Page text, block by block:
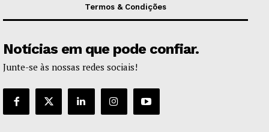
Termos & Condições
Notícias em que pode confiar.
Junte-se às nossas redes sociais!